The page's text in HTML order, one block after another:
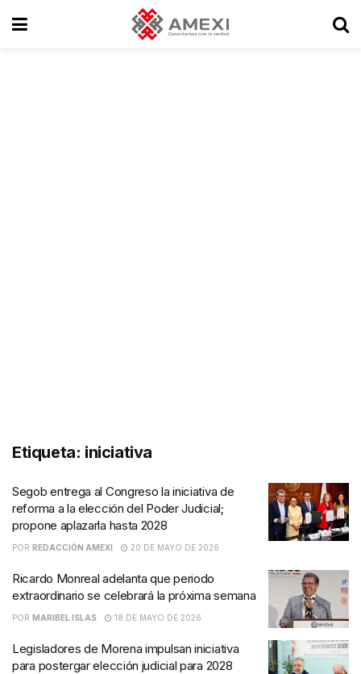
Etiqueta: iniciativa
Segob entrega al Congreso la iniciativa de
reforma a la elección del Poder Judicial;
propone aplazarla hasta 2028
POR REDACCIÓN AMEXI 20 DE MAYO DE 2026
Ricardo Monreal adelanta que periodo
extraordinario se celebrará la próxima semana
POR MARIBEL ISLAS 18 DE MAYO DE 2026
Legisladores de Morena impulsan iniciativa
para postergar elección judicial para 2028